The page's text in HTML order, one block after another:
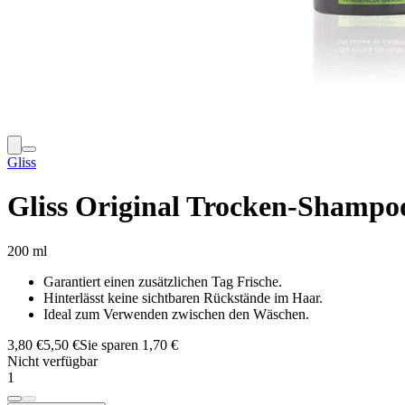
Gliss
Gliss Original Trocken-
200 ml
Garantiert einen zusätzlichen Tag Frische.
Hinterlässt keine sichtbaren Rückstände im Haar.
Ideal zum Verwenden zwischen den Wäschen.
3,80 €5,50 €Sie sparen 1,70 €
Nicht verfügbar
1